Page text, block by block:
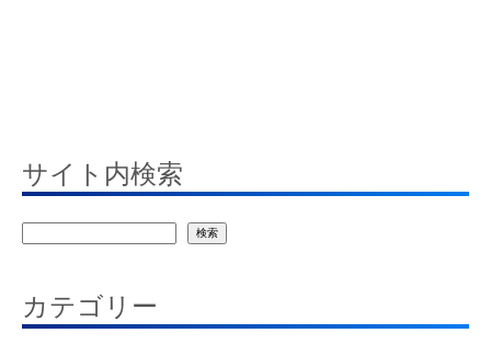
サイト内検索
検索
カテゴリー